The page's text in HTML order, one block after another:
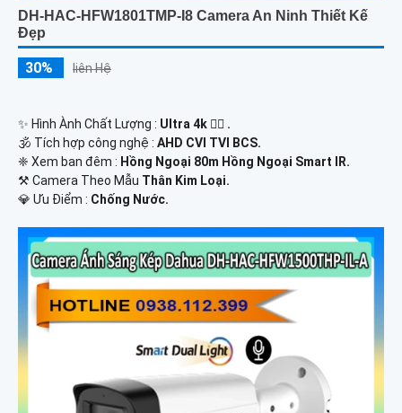
DH-HAC-HFW1801TMP-I8 Camera An Ninh Thiết Kế
Đẹp
30% liên Hệ
✨ Hình Ành Chất Lượng : Ultra 4k 👍🏾 .
🕉️ Tích hợp công nghệ : AHD CVI TVI BCS.
❈ Xem ban đêm : Hồng Ngoại 80m Hồng Ngoại Smart IR.
⚒ Camera Theo Mẫu Thân Kim Loại.
️💎 Ưu Điểm : Chống Nước.